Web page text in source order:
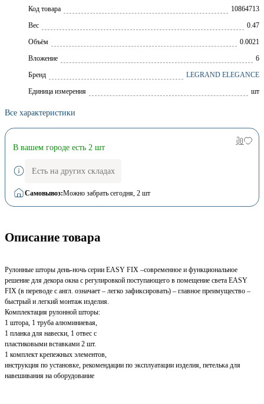
Код товара
10864713
Вес
0.47
Объём
0.0021
Вложение
6
Брeнд
LEGRAND ELEGANCE
Единица измерения
шт
Все характеристики
В вашем городе есть 2 шт
Есть на других складах
Самовывоз:Можно забрать сегодня, 2 шт
Описание товара
Рулонные шторы день-ночь серии EASY FIX –современное и функциональное
решение для декора окна с регулировкой поступающего в помещение света EASY
FIX (в переводе с англ. означает – легко зафиксировать) – главное преимущество –
быстрый и легкий монтаж изделия.
Комплектация рулонной шторы:
1 штора, 1 труба алюминиевая,
1 планка для навески, 1 отвес с
пластиковыми вставками 2 шт.
1 комплект крепежных элементов,
инструкция по установке, рекомендации по эксплуатации изделия, петелька для
навешивания на оборудование